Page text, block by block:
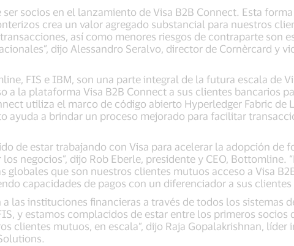
ser socios en el lanzamiento de Visa B2B Connect. Esta
crea un valor agregado substancial para nuestros
así como menores riesgos de contraparte son
dijo Alessandro Seralvo, director de Cornèrcard y
FIS e IBM, son una parte integral de la futura escala de
a la plataforma Visa B2B Connect a sus clientes bancarios
utiliza el marco de código abierto Hyperledger Fabric de
ayuda a brindar un proceso mejorado para facilitar
de estar trabajando con Visa para acelerar la adopción de
negocios”, dijo Rob Eberle, presidente y CEO, Bottomline.
globales que son nuestros clientes mutuos acceso a Visa
capacidades de pagos con un diferenciador a sus clientes
las instituciones financieras a través de todos los sistemas
y estamos complacidos de estar entre los primeros socios
clientes mutuos, en escala”, dijo Raja Gopalakrishnan, líder